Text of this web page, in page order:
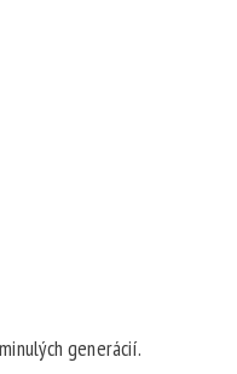
generácií.